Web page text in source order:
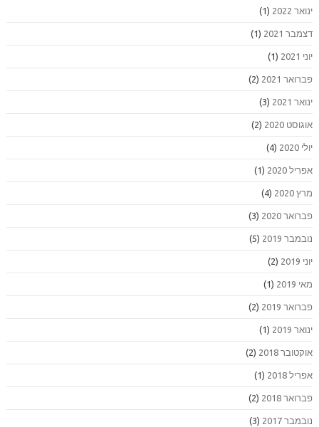
ינואר 2022 (1)
דצמבר 2021 (1)
יוני 2021 (1)
פברואר 2021 (2)
ינואר 2021 (3)
אוגוסט 2020 (2)
יולי 2020 (4)
אפריל 2020 (1)
מרץ 2020 (4)
פברואר 2020 (3)
נובמבר 2019 (5)
יוני 2019 (2)
מאי 2019 (1)
פברואר 2019 (2)
ינואר 2019 (1)
אוקטובר 2018 (2)
אפריל 2018 (1)
פברואר 2018 (2)
נובמבר 2017 (3)